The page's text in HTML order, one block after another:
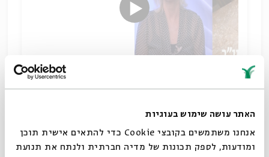
האתר עושה שימוש בעוגיות
אנחנו משתמשים בקובצי Cookie כדי להתאים אישית תוכן
ומודעות, לספק תכונות של מדיה חברתית ולנתח את תנועת
תגיות: מקרא וספרות בית שני היסטוריה יהודית ביקורת המקרא
אסנת ברתור